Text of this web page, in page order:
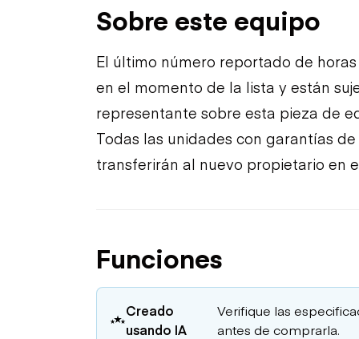
Sobre este equipo
El último número reportado de
en el momento de la lista y están
representante sobre esta pieza de
Todas las unidades con garantías
transferirán al nuevo propietario en
Funciones
Creado
usando IA
Verifique las
antes de comprarla.